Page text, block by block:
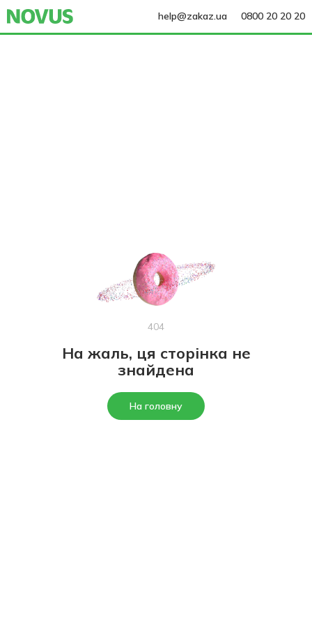
help@zakaz.ua 0800 20 20 20
404
На жаль, ця сторінка не
знайдена
На головну